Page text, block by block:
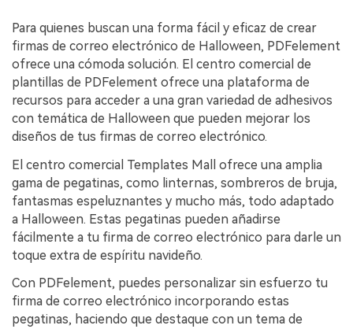
Para quienes buscan una forma fácil y eficaz de crear
firmas de correo electrónico de Halloween, PDFelement
ofrece una cómoda solución. El centro comercial de
plantillas de PDFelement ofrece una plataforma de
recursos para acceder a una gran variedad de adhesivos
con temática de Halloween que pueden mejorar los
diseños de tus firmas de correo electrónico.
El centro comercial Templates Mall ofrece una amplia
gama de pegatinas, como linternas, sombreros de bruja,
fantasmas espeluznantes y mucho más, todo adaptado
a Halloween. Estas pegatinas pueden añadirse
fácilmente a tu firma de correo electrónico para darle un
toque extra de espíritu navideño.
Con PDFelement, puedes personalizar sin esfuerzo tu
firma de correo electrónico incorporando estas
pegatinas, haciendo que destaque con un tema de